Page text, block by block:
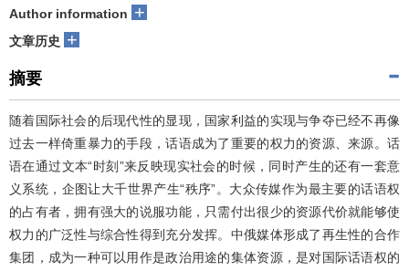
Author information +
文章历史 +
摘要
随着国际社会的后现代性的显现，国家利益的实现与争夺已经不再像
过去一样倚重暴力的手段，话语成为了重要的权力的资源、来源。话
语在通过文本“时刻”来反映现实社会的时候，同时产生的还有一套意
义系统，企图让大千世界产生“秩序”。大众传媒作为最主要的话语权
的占有者，拥有强大的说服功能，只需付出很少的资源代价就能够使
权力的广泛性与综合性得到充分发挥。中俄媒体形成了再生性的合作
集团，成为一种可以用作是政治用途的集体资源，是对国际话语权的